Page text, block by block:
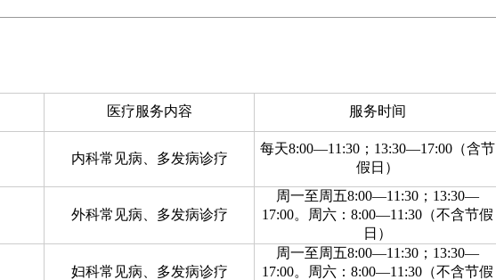
医疗服务内容 服务时间
内科常见病、多发病诊疗
每天8:00—11:30；13:30—17:00（含节
假日）
外科常见病、多发病诊疗
周一至周五8:00—11:30；13:30—
17:00。周六：8:00—11:30（不含节假
日）
妇科常见病、多发病诊疗
周一至周五8:00—11:30；13:30—
17:00。周六：8:00—11:30（不含节假